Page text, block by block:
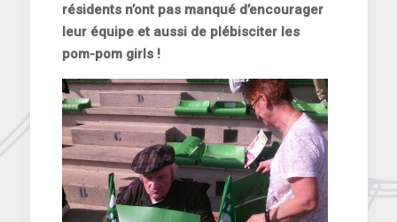
résidents n’ont pas manqué d’encourager
leur équipe et aussi de plébisciter les
pom-pom girls !